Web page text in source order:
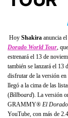
Hoy Shakira anuncia
Dorado World Tour ,
estrenará el 13 de
también se lanzará el 13
disfrutar de la versión
llegó a la cima de las
(Billboard). La versión
GRAMMY® El Dorado
YouTube, con más de